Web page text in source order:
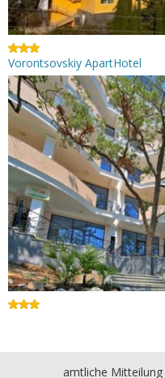
Vorontsovskiy ApartHotel
amtliche Mitteilung